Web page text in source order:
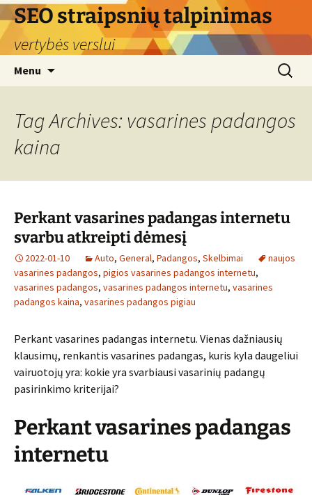
Skip
to
content
SEO straipsnių talpinimas
vertybės verslui
Menu
Search
for:
Tag Archives: vasarines padangos
kaina
Perkant vasarines padangas internetu
svarbu atkreipti dėmesį
2022-01-10 Auto, General, Padangos, Skelbimai
naujos
vasarines padangos, pigios vasarines padangos internetu,
vasarines padangos, vasarines padangos internetu, vasarines
padangos kaina, vasarines padangos pigiau
Perkant vasarines padangas internetu. Vienas dažniausių
klausimų, renkantis vasarines padangas, kuris kyla daugeliui
vairuotojų yra: kokie yra svarbiausi vasarinių padangų
pasirinkimo kriterijai?
Perkant vasarines padangas
internetu